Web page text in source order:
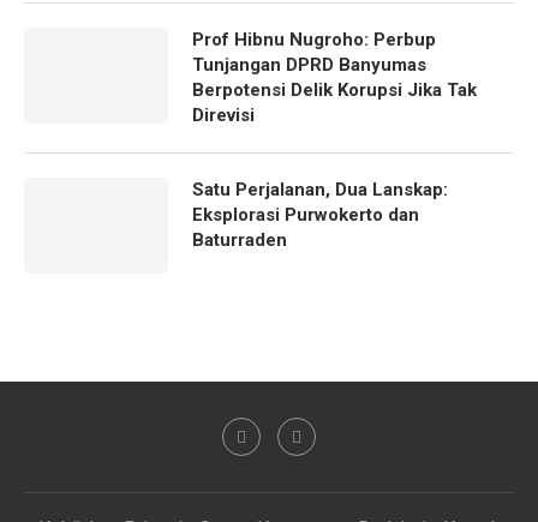
Prof Hibnu Nugroho: Perbup
Tunjangan DPRD Banyumas
Berpotensi Delik Korupsi Jika Tak
Direvisi
Satu Perjalanan, Dua Lanskap:
Eksplorasi Purwokerto dan
Baturraden